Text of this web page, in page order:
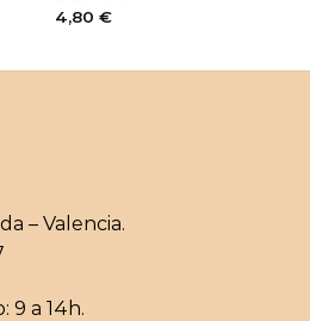
4,80 €
– Valencia.
9 a 14h.